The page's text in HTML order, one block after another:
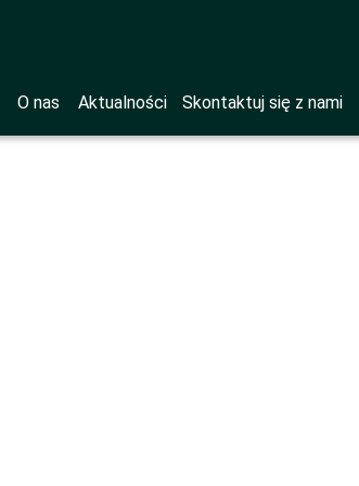
O nas Aktualności Skontaktuj się z nami